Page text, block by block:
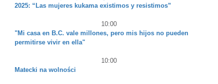
2025: “Las mujeres kukama existimos y resistimos”
10:00
"Mi casa en B.C. vale millones, pero mis hijos no pueden
permitirse vivir en ella"
10:00
Matecki na wolności